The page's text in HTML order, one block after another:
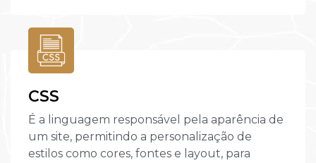
CSS
É a linguagem responsável pela aparência de
um site, permitindo a personalização de
estilos como cores, fontes e layout, para